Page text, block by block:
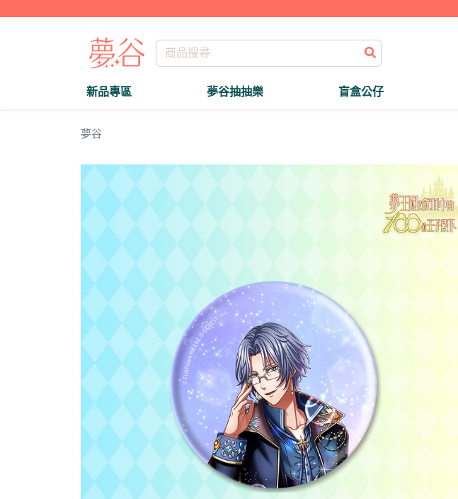
新品專區 夢谷抽抽樂 盲盒公仔
夢谷